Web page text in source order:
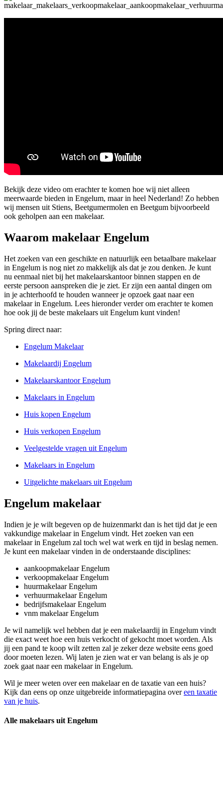
Bekijk deze video om erachter te komen hoe wij niet alleen
meerwaarde bieden in Engelum, maar in heel Nederland! Zo hebben
wij mensen uit Stiens, Beetgumermolen en Beetgum bijvoorbeeld
ook geholpen aan een makelaar.
Waarom makelaar Engelum
Het zoeken van een geschikte en natuurlijk een betaalbare makelaar
in Engelum is nog niet zo makkelijk als dat je zou denken. Je kunt
nu eenmaal niet bij het makelaarskantoor binnen stappen en de
eerste persoon aanspreken die je ziet. Er zijn een aantal dingen om
in je achterhoofd te houden wanneer je opzoek gaat naar een
makelaar in Engelum. Lees hieronder verder om erachter te komen
hoe ook jij de beste makelaars uit Engelum kunt vinden!
Spring direct naar:
Engelum Makelaar
Makelaardij Engelum
Makelaarskantoor Engelum
Makelaars in Engelum
Huis kopen Engelum
Huis verkopen Engelum
Veelgestelde vragen uit Engelum
Makelaars in Engelum
Uitgelichte makelaars uit Engelum
Engelum makelaar
Indien je je wilt begeven op de huizenmarkt dan is het tijd dat je een
vakkundige makelaar in Engelum vindt. Het zoeken van een
makelaar in Engelum zal toch wel wat werk en tijd in beslag nemen.
Je kunt een makelaar vinden in de onderstaande disciplines:
aankoopmakelaar Engelum
verkoopmakelaar Engelum
huurmakelaar Engelum
verhuurmakelaar Engelum
bedrijfsmakelaar Engelum
vnm makelaar Engelum
Je wil namelijk wel hebben dat je een makelaardij in Engelum vindt
die exact weet hoe een huis verkocht of gekocht moet worden. Als
jij een pand te koop wilt zetten zal je zeker deze website eens goed
door moeten lezen. Wij laten je zien wat er van belang is als je op
zoek gaat naar een makelaar in Engelum.
Wil je meer weten over een makelaar en de taxatie van een huis?
Kijk dan eens op onze uitgebreide informatiepagina overeen taxatie
van je huis.
Alle makelaars uit Engelum